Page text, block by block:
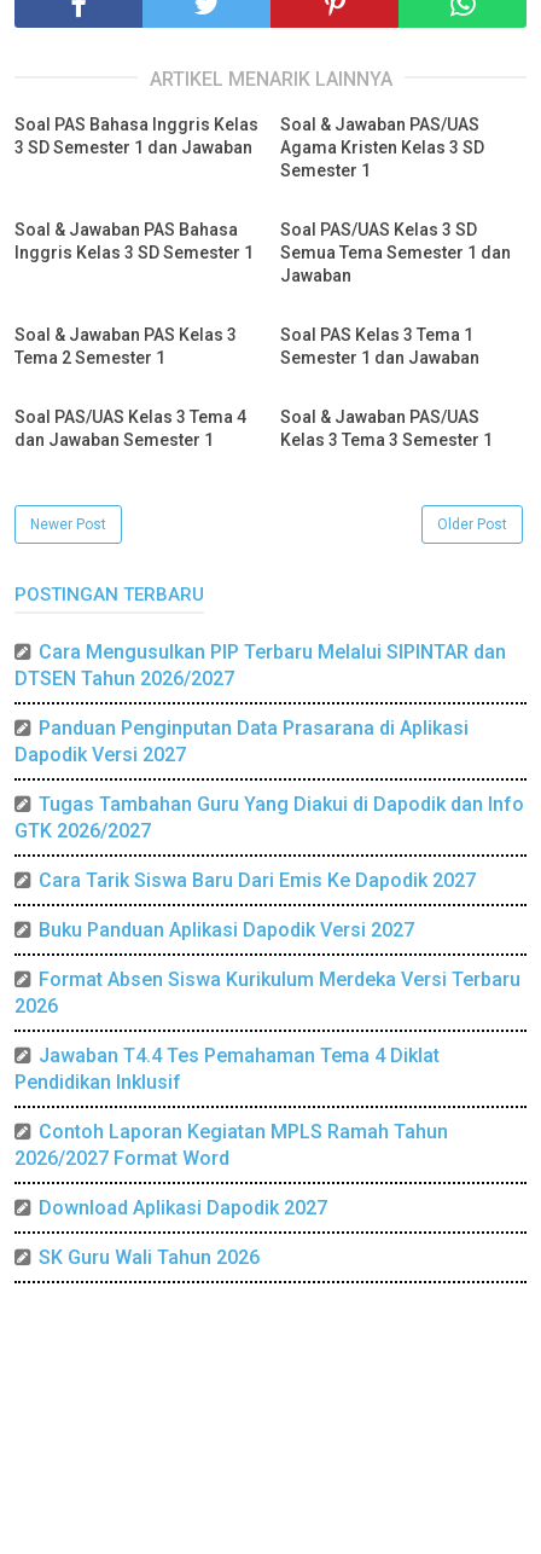
ARTIKEL MENARIK LAINNYA
Soal PAS Bahasa Inggris Kelas
3 SD Semester 1 dan Jawaban
Soal & Jawaban PAS/UAS
Agama Kristen Kelas 3 SD
Semester 1
Soal & Jawaban PAS Bahasa
Inggris Kelas 3 SD Semester 1
Soal PAS/UAS Kelas 3 SD
Semua Tema Semester 1 dan
Jawaban
Soal & Jawaban PAS Kelas 3
Tema 2 Semester 1
Soal PAS Kelas 3 Tema 1
Semester 1 dan Jawaban
Soal PAS/UAS Kelas 3 Tema 4
dan Jawaban Semester 1
Soal & Jawaban PAS/UAS
Kelas 3 Tema 3 Semester 1
Newer Post Older Post
POSTINGAN TERBARU
Cara Mengusulkan PIP Terbaru Melalui SIPINTAR dan
DTSEN Tahun 2026/2027
Panduan Penginputan Data Prasarana di Aplikasi
Dapodik Versi 2027
Tugas Tambahan Guru Yang Diakui di Dapodik dan Info
GTK 2026/2027
Cara Tarik Siswa Baru Dari Emis Ke Dapodik 2027
Buku Panduan Aplikasi Dapodik Versi 2027
Format Absen Siswa Kurikulum Merdeka Versi Terbaru
2026
Jawaban T4.4 Tes Pemahaman Tema 4 Diklat
Pendidikan Inklusif
Contoh Laporan Kegiatan MPLS Ramah Tahun
2026/2027 Format Word
Download Aplikasi Dapodik 2027
SK Guru Wali Tahun 2026